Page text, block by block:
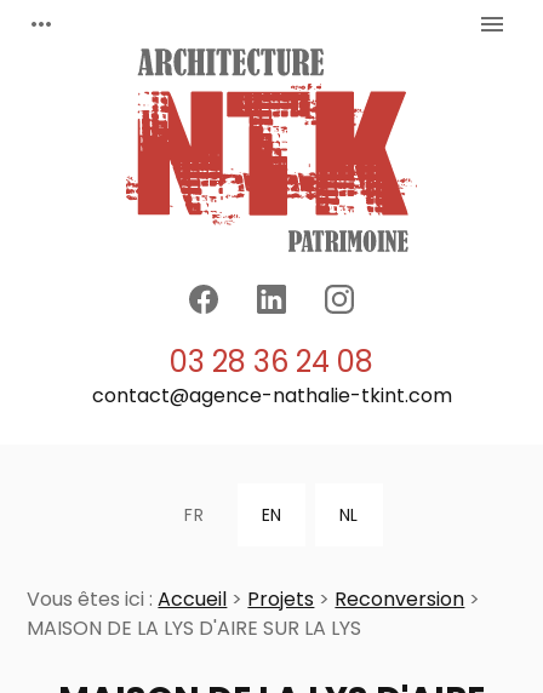
more_horiz menu
03 28 36 24 08
contact@agence-nathalie-tkint.com
FR EN NL
Vous êtes ici :Accueil > Projets > Reconversion >
MAISON DE LA LYS D'AIRE SUR LA LYS